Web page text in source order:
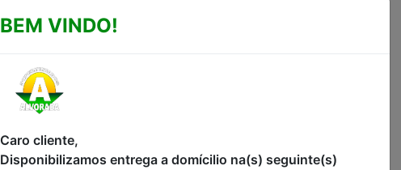
BEM VINDO!
Caro cliente,
Disponibilizamos entrega a domícilio na(s) seguinte(s)